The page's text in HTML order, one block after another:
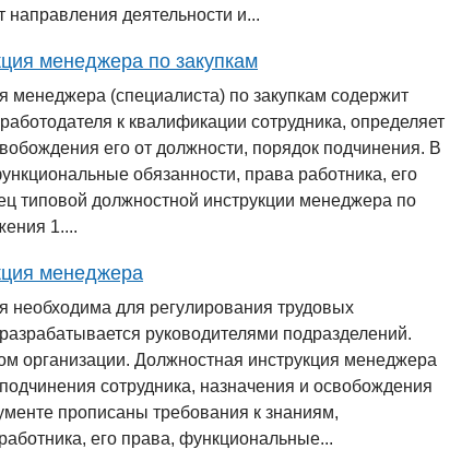
направления деятельности и...
менеджера по закупкам
менеджера (специалиста) по закупкам содержит
к квалификации сотрудника, определяет
его от должности, порядок подчинения. В
обязанности, права работника, его
типовой должностной инструкции менеджера по
1....
менеджера
необходима для регулирования трудовых
руководителями подразделений.
организации. Должностная инструкция менеджера
сотрудника, назначения и освобождения
прописаны требования к знаниям,
его права, функциональные...